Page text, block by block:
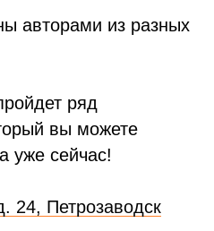
авторами из разных
ряд
вы можете
уже сейчас!
24, Петрозаводск